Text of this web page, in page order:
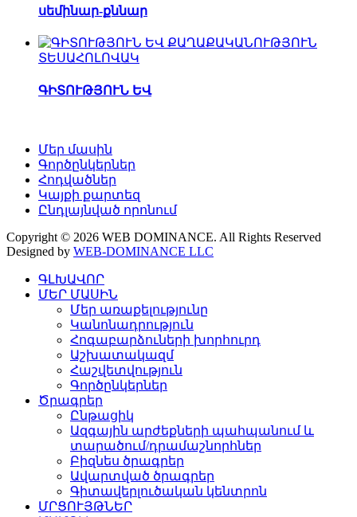
սեմինար-քննար
ՏԵՍԱՀՈԼՈՎԱԿ
ԳԻՏՈՒԹՅՈՒՆ ԵՎ
Մեր մասին
Գործընկերներ
Հոդվածներ
Կայքի քարտեզ
Ընդլայնված որոնում
Copyright © 2026 WEB DOMINANCE. All Rights Reserved
Designed by WEB-DOMINANCE LLC
ԳԼԽԱՎՈՐ
ՄԵՐ ՄԱՍԻՆ
Մեր առաքելությունը
Կանոնադրություն
Հոգաբարձուների խորհուրդ
Աշխատակազմ
Հաշվետվություն
Գործընկերներ
Ծրագրեր
Ընթացիկ
Ազգային արժեքների պահպանում և
տարածում/դրամաշնորհներ
Բիզնես ծրագրեր
Ավարտված ծրագրեր
Գիտավերլուծական կենտրոն
ՄՐՑՈՒՅԹՆԵՐ